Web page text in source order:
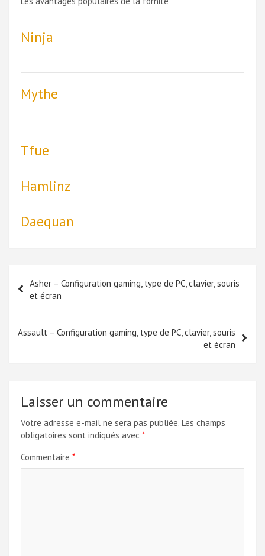
Ninja
Mythe
Tfue
Hamlinz
Daequan
de
l’article
Asher – Configuration gaming, type de PC, clavier, souris
et écran
Assault – Configuration gaming, type de PC, clavier, souris
et écran
Laisser un commentaire
Votre adresse e-mail ne sera pas publiée. Les champs
obligatoires sont indiqués avec *
Commentaire *